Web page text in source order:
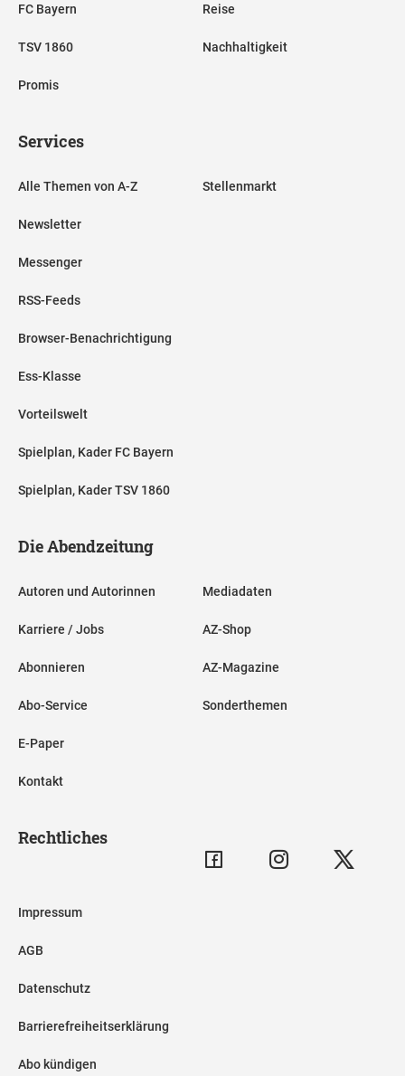
FC Bayern
TSV 1860
Promis
Reise
Nachhaltigkeit
Services
Alle Themen von A-Z
Newsletter
Messenger
RSS-Feeds
Browser-Benachrichtigung
Ess-Klasse
Vorteilswelt
Spielplan, Kader FC Bayern
Spielplan, Kader TSV 1860
Stellenmarkt
Die Abendzeitung
Autoren und Autorinnen
Karriere / Jobs
Abonnieren
Abo-Service
E-Paper
Kontakt
Mediadaten
AZ-Shop
AZ-Magazine
Sonderthemen
Rechtliches
Impressum
AGB
Datenschutz
Barrierefreiheitserklärung
Abo kündigen